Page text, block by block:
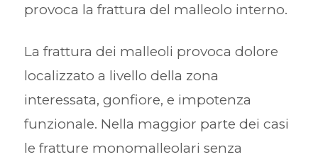
provoca la frattura del malleolo interno.
La frattura dei malleoli provoca dolore
localizzato a livello della zona
interessata, gonfiore, e impotenza
funzionale. Nella maggior parte dei casi
le fratture monomalleolari senza